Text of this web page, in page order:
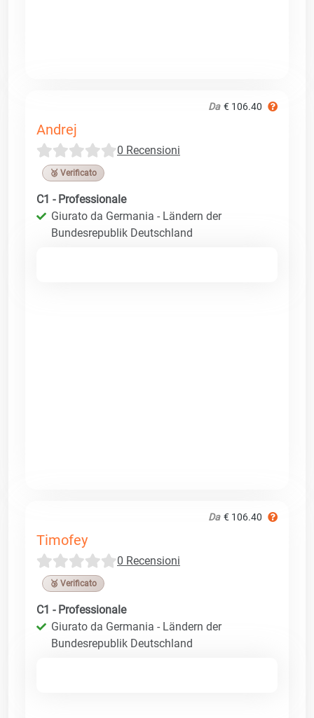
Da € 106.40
Andrej
0 Recensioni
🥉 Verificato
C1 - Professionale
Giurato da Germania - Ländern der
Bundesrepublik Deutschland
Da € 106.40
Timofey
0 Recensioni
🥉 Verificato
C1 - Professionale
Giurato da Germania - Ländern der
Bundesrepublik Deutschland